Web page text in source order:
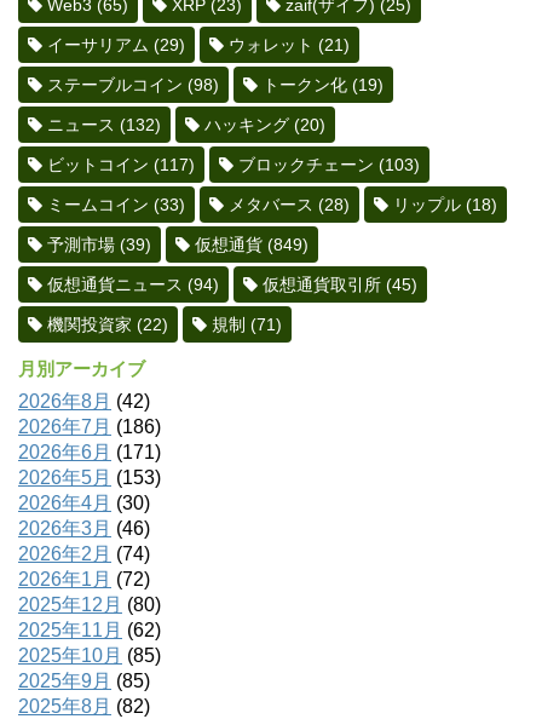
Web3 (65) XRP (23) zaif(ザイフ) (25)
イーサリアム (29) ウォレット (21)
ステーブルコイン (98) トークン化 (19)
ニュース (132) ハッキング (20)
ビットコイン (117) ブロックチェーン (103)
ミームコイン (33) メタバース (28) リップル (18)
予測市場 (39) 仮想通貨 (849)
仮想通貨ニュース (94) 仮想通貨取引所 (45)
機関投資家 (22) 規制 (71)
月別アーカイブ
2026年8月 (42)
2026年7月 (186)
2026年6月 (171)
2026年5月 (153)
2026年4月 (30)
2026年3月 (46)
2026年2月 (74)
2026年1月 (72)
2025年12月 (80)
2025年11月 (62)
2025年10月 (85)
2025年9月 (85)
2025年8月 (82)